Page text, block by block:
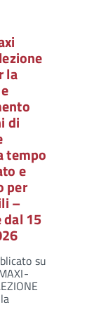
la
di
tempo
e
per
–
15
su